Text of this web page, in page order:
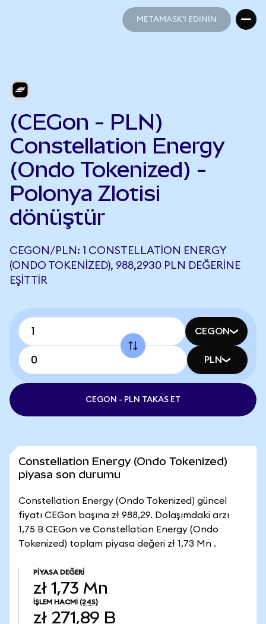
METAMASK'I EDİNİN
(CEGon - PLN)
Constellation Energy
(Ondo Tokenized) -
Polonya Zlotisi
dönüştür
CEGON/PLN: 1 CONSTELLATION ENERGY
(ONDO TOKENIZED), 988,2930 PLN DEĞERINE
EŞITTIR
CEGON
PLN
CEGON - PLN TAKAS ET
Constellation Energy (Ondo Tokenized)
piyasa son durumu
Constellation Energy (Ondo Tokenized) güncel
fiyatı CEGon başına zł 988,29. Dolaşımdaki arzı
1,75 B CEGon ve Constellation Energy (Ondo
Tokenized) toplam piyasa değeri zł 1,73 Mn .
PIYASA DEĞERI
zł 1,73 Mn
İŞLEM HACMI (24S)
zł 271,89 B